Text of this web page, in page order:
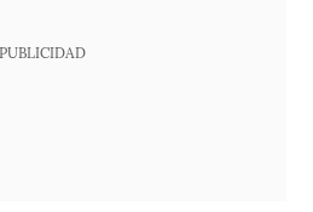
PUBLICIDAD